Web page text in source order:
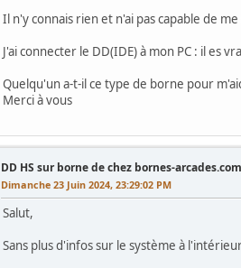
Il n'y connais rien et n'ai pas capable de
J'ai connecter le DD(IDE) à mon PC : il es
Quelqu'un a-t-il ce type de borne pour
Merci à vous
DD HS sur borne de chez bornes-arcades.com
Dimanche 23 Juin 2024, 23:29:02 PM
Salut,
Sans plus d'infos sur le système à